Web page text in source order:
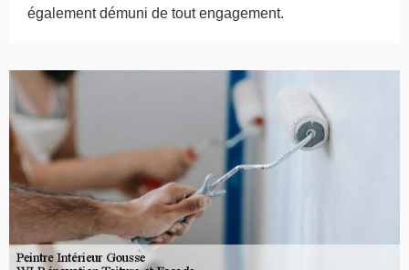
également démuni de tout engagement.